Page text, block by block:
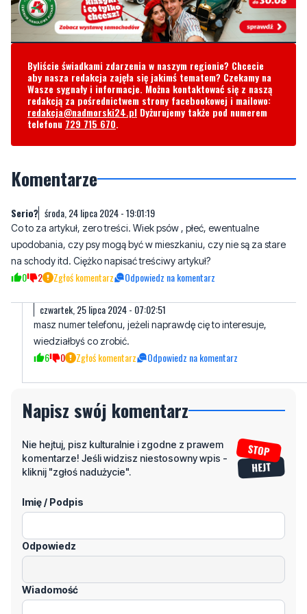
Byliście świadkami zdarzenia w naszym regionie? Chcecie
aby nasza redakcja zajęła się jakimś tematem? Czekamy na
Wasze sygnały i informacje. Można kontaktować się z naszą
redakcja@nadmorski24.plDyżurujemy także pod numerem
telefonu729 715 670.
Komentarze
Co to za artykuł, zero treści. Wiek psów , płeć, ewentualne
na schody itd. Ciężko napisać treściwy artykuł?
0 2 Zgłoś komentarz Odpowiedz na komentarz
czwartek, 25 lipca 2024 - 07:02:51
masz numer telefonu, jeżeli naprawdę cię to interesuje,
6 0 Zgłoś komentarz Odpowiedz na komentarz
Napisz swój komentarz
komentarze! Jeśli widzisz niestosowny wpis -
kliknij "zgłoś nadużycie".
Imię / Podpis
Odpowiedz
Wiadomość